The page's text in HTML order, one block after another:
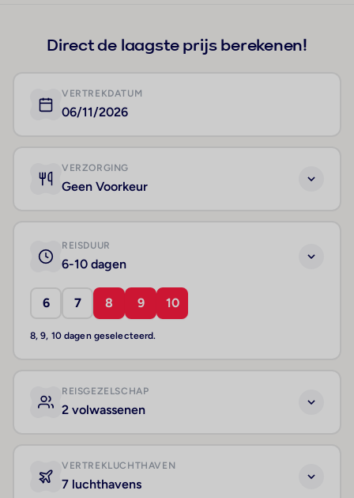
Direct de laagste prijs berekenen!
VERTREKDATUM
06/11/2026
VERZORGING
Geen Voorkeur
REISDUUR
6-10 dagen
6 7 8 9 10
8, 9, 10 dagen geselecteerd.
REISGEZELSCHAP
2 volwassenen
VERTREKLUCHTHAVEN
7 luchthavens